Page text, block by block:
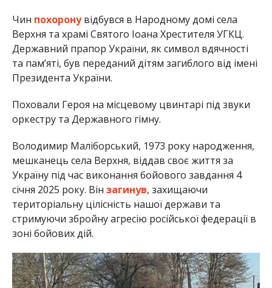
Чин похоронувідбувся в Народному домі села
Верхня та храмі Святого Іоана Хрестителя УГКЦ.
Державний прапор України, як символ вдячності
та пам’яті, був переданий дітям загиблого від імені
Президента України.
Поховали Героя на місцевому цвинтарі під звуки
оркестру та Державного гімну.
Володимир Маліборський, 1973 року народження,
мешканець села Верхня, віддав своє життя за
Україну під час виконання бойового завдання 4
січня 2025 року. Він загинув, захищаючи
територіальну цілісність нашої держави та
стримуючи збройну агресію російської федерації в
зоні бойових дій.